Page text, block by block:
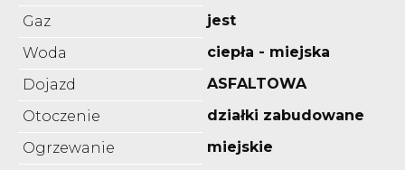
Gaz
jest
Woda
ciepła - miejska
Dojazd
ASFALTOWA
Otoczenie
działki zabudowane
Ogrzewanie
miejskie